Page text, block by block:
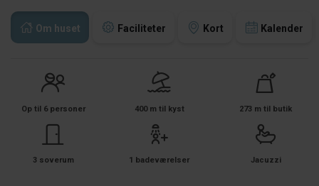
Om huset Faciliteter Kort Kalender
Op til 6 personer 400 m til kyst 273 m til butik
3 soverum 1 badeværelser Jacuzzi